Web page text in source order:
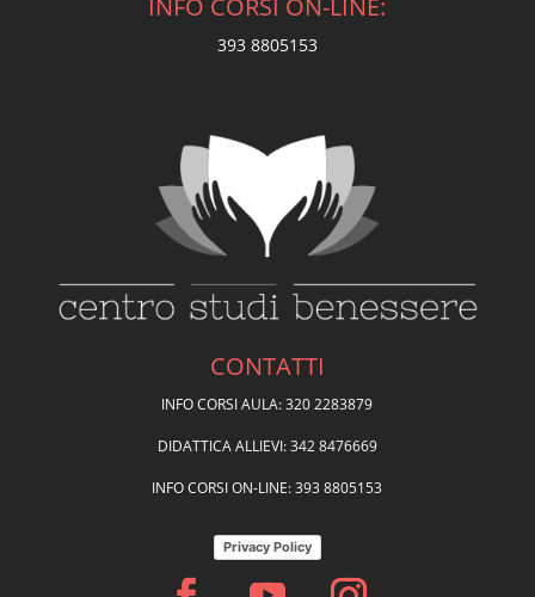
INFO CORSI ON-LINE:
393 8805153
CONTATTI
INFO CORSI AULA: 320 2283879
DIDATTICA ALLIEVI: 342 8476669
INFO CORSI ON-LINE: 393 8805153
Privacy Policy